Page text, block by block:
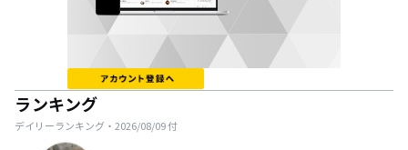
ランキング
デイリーランキング・ 2026/08/09付